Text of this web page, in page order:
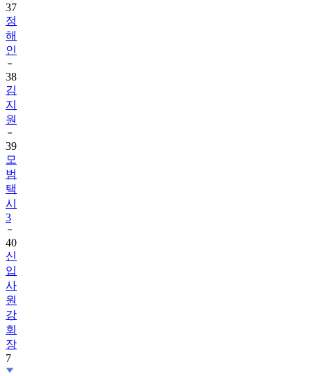
37
정
해
인
38
김
지
원
39
모
범
택
시
3
40
신
입
사
원
강
회
장
7